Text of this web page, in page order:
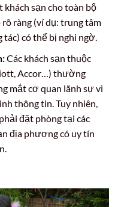
sạn cho toàn bộ
ràng (ví dụ: trung tâm
tác) có thể bị nghi ngờ.
Các khách sạn thuộc
Accor…) thường
mắt cơ quan lãnh sự vì
thông tin. Tuy nhiên,
đặt phòng tại các
địa phương có uy tín